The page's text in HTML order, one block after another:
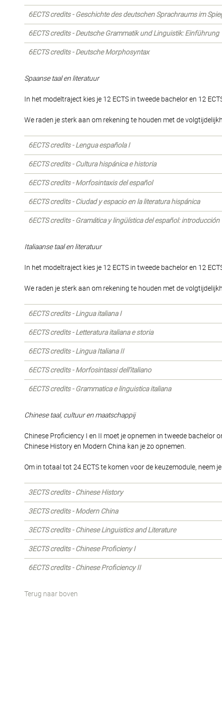
6ECTS credits - Geschichte des deutschen Sprachraums im
6ECTS credits - Deutsche Grammatik und Linguistik: Einführung
6ECTS credits - Deutsche Morphosyntax
Spaanse taal en literatuur
In het modeltraject kies je 12 ECTS in tweede bachelor en 12
We raden je sterk aan om rekening te houden met de
6ECTS credits - Lengua española I
6ECTS credits - Cultura hispánica e historia
6ECTS credits - Morfosintaxis del español
6ECTS credits - Ciudad y espacio en la literatura hispánica
6ECTS credits - Gramática y lingüística del español: introducción
Italiaanse taal en literatuur
In het modeltraject kies je 12 ECTS in tweede bachelor en 12
We raden je sterk aan om rekening te houden met de
6ECTS credits - Lingua italiana I
6ECTS credits - Letteratura italiana e storia
6ECTS credits - Lingua Italiana II
6ECTS credits - Morfosintassi dell’italiano
6ECTS credits - Grammatica e linguistica italiana
Chinese taal, cultuur en maatschappij
Chinese Proficiency I en II moet je opnemen in tweede bachelor
Chinese History en Modern China kan je zo opnemen.
Om in totaal tot 24 ECTS te komen voor de keuzemodule, neem
3ECTS credits - Chinese History
3ECTS credits - Modern China
3ECTS credits - Chinese Linguistics and Literature
3ECTS credits - Chinese Proficieny I
6ECTS credits - Chinese Proficiency II
Terug naar boven